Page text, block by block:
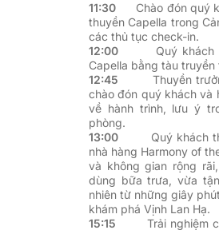
11:30
Chào đón quý
thuyền Capella trong
các thủ tục check-in.
12:00
Quý khách
Capella bằng tàu truyền
12:45
Thuyền
chào đón quý khách và
về hành trình, lưu ý
phòng.
13:00
Quý khách
nhà hàng Harmony of
và không gian rộng
dùng bữa trưa, vừa
nhiên từ những giây
khám phá Vịnh Lan Hạ.
15:15
Trải nghiệm